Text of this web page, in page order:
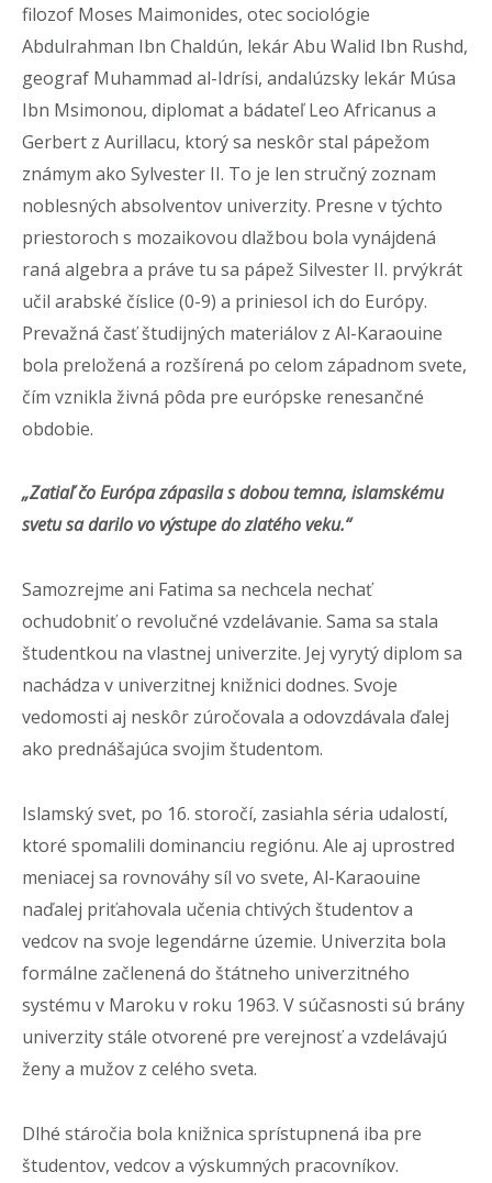
filozof Moses Maimonides, otec sociológie
Abdulrahman Ibn Chaldún, lekár Abu Walid Ibn Rushd,
geograf Muhammad al-Idrísi, andalúzsky lekár Músa
Ibn Msimonou, diplomat a bádateľ Leo Africanus a
Gerbert z Aurillacu, ktorý sa neskôr stal pápežom
známym ako Sylvester II. To je len stručný zoznam
noblesných absolventov univerzity. Presne v týchto
priestoroch s mozaikovou dlažbou bola vynájdená
raná algebra a práve tu sa pápež Silvester II. prvýkrát
učil arabské číslice (0-9) a priniesol ich do Európy.
Prevažná časť študijných materiálov z Al-Karaouine
bola preložená a rozšírená po celom západnom svete,
čím vznikla živná pôda pre európske renesančné
obdobie.
„Zatiaľ čo Európa zápasila s dobou temna, islamskému
svetu sa darilo vo výstupe do zlatého veku.“
Samozrejme ani Fatima sa nechcela nechať
ochudobniť o revolučné vzdelávanie. Sama sa stala
študentkou na vlastnej univerzite. Jej vyrytý diplom sa
nachádza v univerzitnej knižnici dodnes. Svoje
vedomosti aj neskôr zúročovala a odovzdávala ďalej
ako prednášajúca svojim študentom.
Islamský svet, po 16. storočí, zasiahla séria udalostí,
ktoré spomalili dominanciu regiónu. Ale aj uprostred
meniacej sa rovnováhy síl vo svete, Al-Karaouine
naďalej priťahovala učenia chtivých študentov a
vedcov na svoje legendárne územie. Univerzita bola
formálne začlenená do štátneho univerzitného
systému v Maroku v roku 1963. V súčasnosti sú brány
univerzity stále otvorené pre verejnosť a vzdelávajú
ženy a mužov z celého sveta.
Dlhé stáročia bola knižnica sprístupnená iba pre
študentov, vedcov a výskumných pracovníkov.